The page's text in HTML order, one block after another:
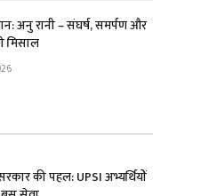
अनु रानी – संघर्ष, समर्पण और
मिसाल
की पहल: UPSI अभ्यर्थियों